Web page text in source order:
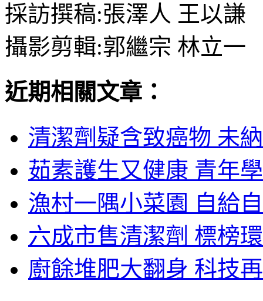
採訪撰稿:張澤人 王以謙
攝影剪輯:郭繼宗 林立一
近期相關文章：
清潔劑疑含致癌物 未
茹素護生又健康 青年
漁村一隅小菜園 自給
六成市售清潔劑 標榜
廚餘堆肥大翻身 科技